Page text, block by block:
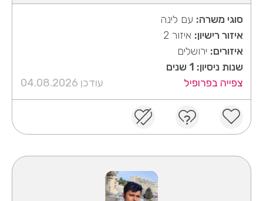
סוגי משרה: עם לינה
איזור רישיון: איזור 2
איזורים: ירושלים
שנות ניסיון: 1 שנים
צפייה בפרופיל
עודכן 04.08.2026